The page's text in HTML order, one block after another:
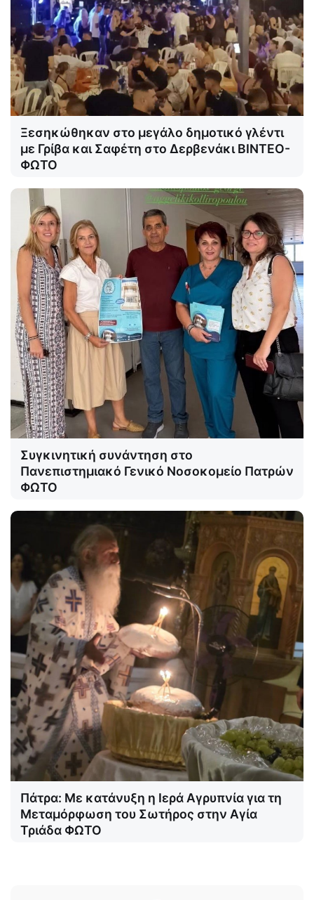
Ξεσηκώθηκαν στο μεγάλο δημοτικό γλέντι
με Γρίβα και Σαφέτη στο Δερβενάκι ΒΙΝΤΕΟ-
ΦΩΤΟ
Συγκινητική συνάντηση στο
Πανεπιστημιακό Γενικό Νοσοκομείο Πατρών
ΦΩΤΟ
Πάτρα: Με κατάνυξη η Ιερά Αγρυπνία για τη
Μεταμόρφωση του Σωτήρος στην Αγία
Τριάδα ΦΩΤΟ